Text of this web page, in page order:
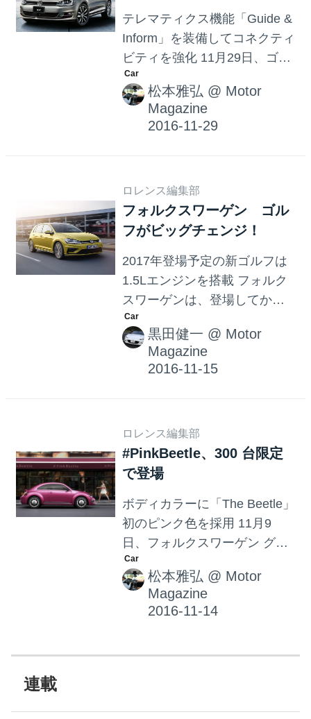
り扱い開始予定）である。 フ
ォルクスワーゲン グループ ジ
ャパンでは、フォルクスワー
ゲンの提唱する「安心」はそ
のままに、カスタマイズの面
白さや楽しさを全国のフォル
クスワーゲン正規ディーラー
テレマティクス機能「Guide &
Inform」を装備してコネクティ
ビティを強化 11月29日、ゴル
フの特別仕様車、ゴルフ コネ
クトとゴルフ ヴァリアント コ
ネクトが発表され、同時に発
に、テレマティクス機能「ガ
イド アンド インフォーム」を
追加した Volkswagen 純正イ
ンフォテイメントシステム
「Discover Pro」を標準装備す
ることで、最近注目されてい
る「つながるクルマ」を実現
するコネクティビティをした
のが特徴。また同時に、人気
の LED テールランプの採用や
松本雅弘 @ Motor
Magazine
ロレンス編集部
フォルクスワーゲン ゴル
フがビッグチェンジ！
2017年登場予定の新ゴルフは
1.5Lエンジンを搭載 フォルク
スワーゲンは、登場してから
今年で４年目を迎える現行型
ゴルフのフェイスリフト仕様
を発表した。写真を見てもわ
かるようにエクステリアデザ
を含めた全モデルにLEDヘッ
ドライトを標準装備してい
る。 エンジンは新たに「1.5
TSI Evo」と呼ばれる1.5リッ
ター直4ターボエンジン
（150ps）がラインナップされ
た。このエンジンには気筒休
止システムも搭載され、さら
なる燃費向上が期待できる。
またハイパワーエンジンを搭
黒田健一 @ Motor
Magazine
ロレンス編集部
#PinkBeetle、300 台限定
で登場
ボディカラーに「The Beetle」
初のピンク色を採用 11月9
日、フォルクスワーゲン グル
ープ ジャパンは、新型「The
Beetle Design」をベースに、
ボディカラーに”The Beetle”初
のピンク色を採用した特別限
タグピンクビートル）」を発
松本雅弘 @ Motor
Magazine
連載